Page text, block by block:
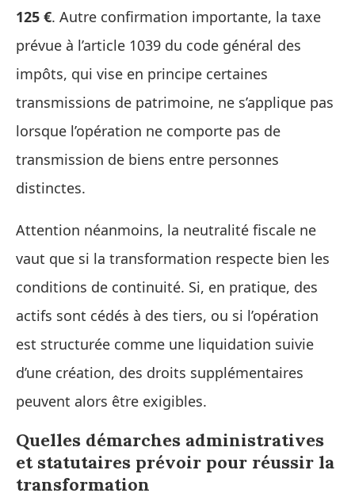
125 €. Autre confirmation importante, la taxe
prévue à l’article 1039 du code général des
impôts, qui vise en principe certaines
transmissions de patrimoine, ne s’applique pas
lorsque l’opération ne comporte pas de
transmission de biens entre personnes
distinctes.
Attention néanmoins, la neutralité fiscale ne
vaut que si la transformation respecte bien les
conditions de continuité. Si, en pratique, des
actifs sont cédés à des tiers, ou si l’opération
est structurée comme une liquidation suivie
d’une création, des droits supplémentaires
peuvent alors être exigibles.
Quelles démarches administratives
et statutaires prévoir pour réussir la
transformation